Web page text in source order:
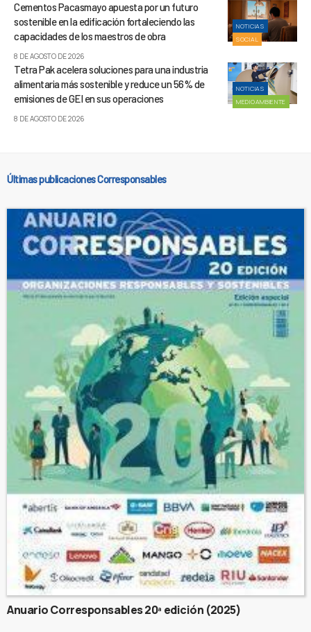
NOTICIAS
SOCIAL
Cementos Pacasmayo apuesta por un futuro
sostenible en la edificación fortaleciendo las
capacidades de los maestros de obra
8 DE AGOSTO DE 2026
NOTICIAS
MEDIOAMBIENTE
Tetra Pak acelera soluciones para una industria
alimentaria más sostenible y reduce un 56% de
emisiones de GEI en sus operaciones
8 DE AGOSTO DE 2026
Últimas publicaciones Corresponsables
Anuario Corresponsables 20ª edición (2025)